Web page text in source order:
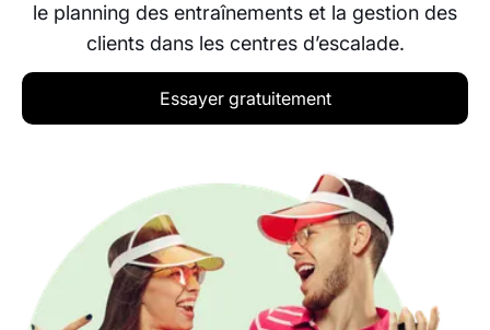
le planning des entraînements et la gestion des
clients dans les centres d’escalade.
Essayer gratuitement